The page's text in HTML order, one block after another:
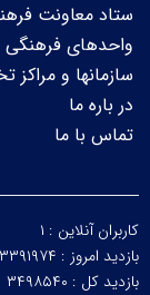
ستاد معاونت
واحدهای فرهنگی
سازمانها و
در باره ما
تماس با ما
کاربران آنلاین : ۱
بازدید امروز : ۳۳۹۱۹۷۴
بازدید کل : ۳۴۹۸۵۴۰